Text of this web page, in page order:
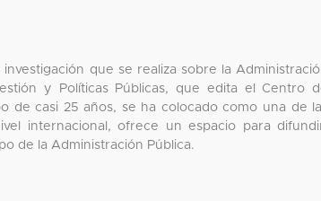
que se realiza sobre la
y Políticas Públicas, que edita el Centro
de casi 25 años, se ha colocado como una de
internacional, ofrece un espacio para
de la Administración Pública.